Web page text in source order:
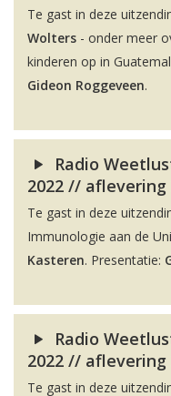
Te gast in deze
Wolters - onder meer
kinderen op in
Gideon Roggeveen.
Radio
2022 // aflevering
Te gast in deze
Immunologie aan de
Kasteren. Presentatie:
Radio
2022 // aflevering
Te gast in deze